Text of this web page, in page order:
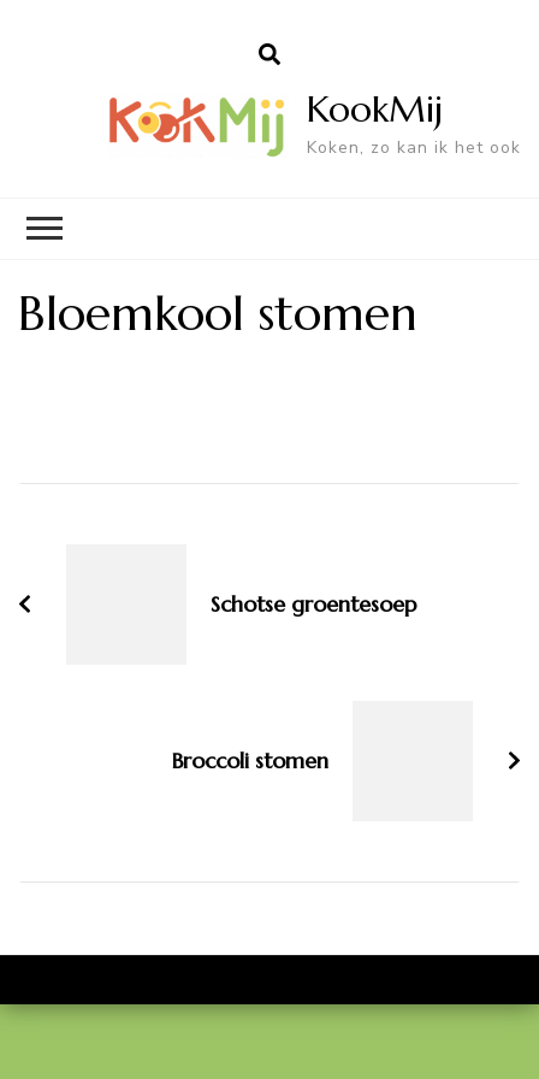
KookMij
Koken, zo kan ik het ook
Bloemkool stomen
Schotse groentesoep
Broccoli stomen